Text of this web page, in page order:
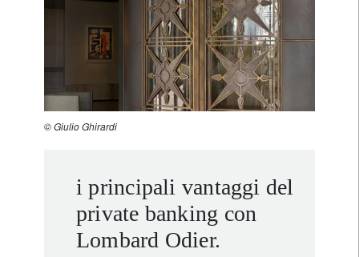
© Giulio Ghirardi
i principali vantaggi del
private banking con
Lombard Odier.